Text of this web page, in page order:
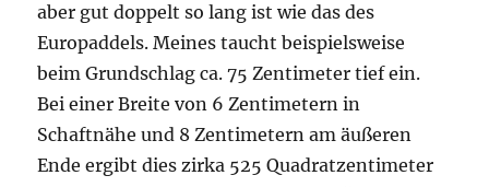
aber gut doppelt so lang ist wie das des
Europaddels. Meines taucht beispielsweise
beim Grundschlag ca. 75 Zentimeter tief ein.
Bei einer Breite von 6 Zentimetern in
Schaftnähe und 8 Zentimetern am äußeren
Ende ergibt dies zirka 525 Quadratzentimeter